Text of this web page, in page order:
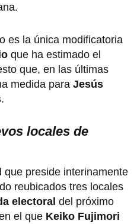
es la única modificatoria
que ha estimado el
que, en las últimas
medida para Jesús
.
locales de
que preside interinamente
reubicados tres locales
electoral del próximo
el que Keiko Fujimori